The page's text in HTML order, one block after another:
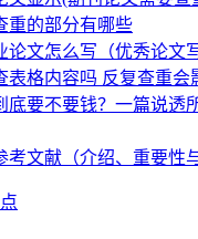
重的部分有哪些
论文怎么写（优秀论文
表格内容吗 反复查重会
底要不要钱？一篇说透
考文献（介绍、重要性